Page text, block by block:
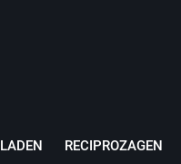
RECIPROZAGEN